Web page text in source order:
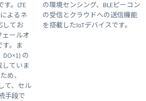
網 対応商品 #plan-D #plan01s-LDV
#GPS Clear All
す。LTE
よるネ
してお
ェールオ
す。ま
の
していま
め、
て、セル
手段で
の環境センシング、BLEビーコン
の受信とクラウドへの送信機能
を搭載したIoTデバイスです。